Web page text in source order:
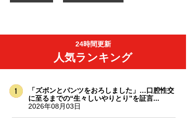
24時間更新
人気ランキング
「ズボンとパンツをおろしました」…口腔性交
に至るまでの“生々しいやりとり”を証言...
2026年08月03日